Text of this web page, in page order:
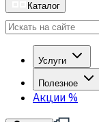
Каталог
Услуги
Полезное
Акции %